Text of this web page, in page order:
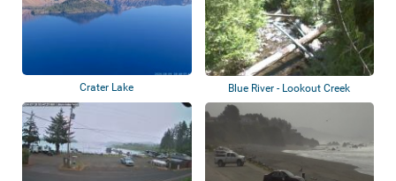
Crater Lake Blue River - Lookout Creek